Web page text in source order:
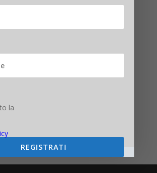
la
REGISTRATI